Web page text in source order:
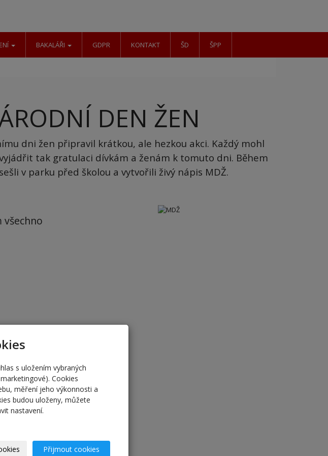
BAKALÁŘI GDPR KONTAKT ŠD ŠPP
DEN ŽEN
dni žen připravil krátkou, ale hezkou akci. Každý mohl
tak gratulaci dívkám a ženám k tomuto dni. Během
v parku před školou a vytvořili živý nápis MDŽ.
všechno
s uložením vybraných
Cookies
měření jeho výkonnosti a
budou uloženy, můžete
nastavení.
Přijmout cookies